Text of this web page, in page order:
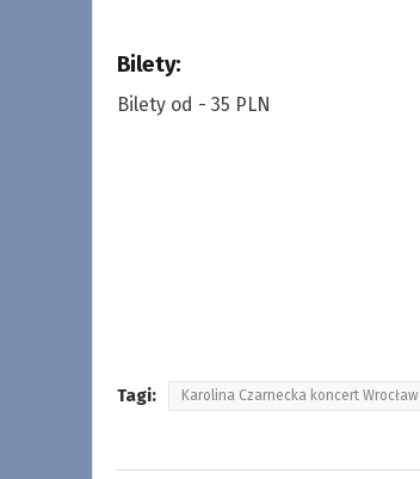
Bilety:
Bilety od - 35 PLN
Tagi: Karolina Czarnecka koncert Wrocław